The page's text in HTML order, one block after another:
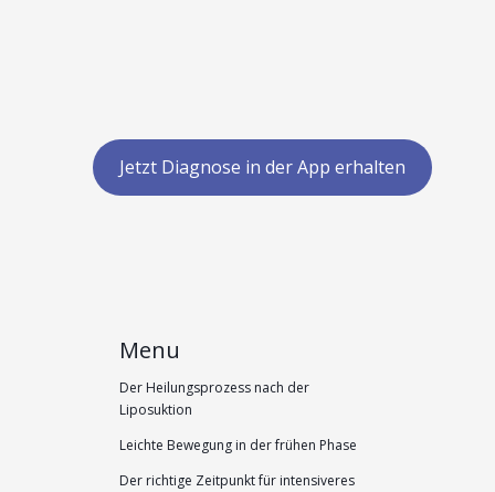
Jetzt Diagnose in der App erhalten
Menu
Der Heilungsprozess nach der
Liposuktion
Leichte Bewegung in der frühen Phase
Der richtige Zeitpunkt für intensiveres